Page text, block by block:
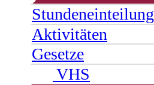
Stundeneinteilung
Aktivitäten
Gesetze
VHS